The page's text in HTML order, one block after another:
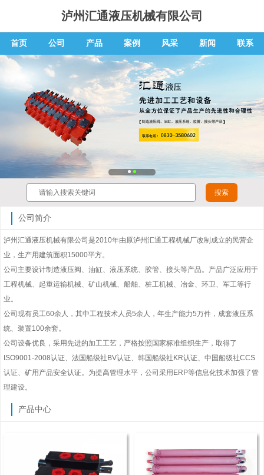
泸州汇通液压机械有限公司
首页 公司 产品 案例 风采 新闻 联系
公司简介
泸州汇通液压机械有限公司是2010年由原泸州汇通工程机械厂改制成立的民营企
业，生产用建筑面积15000平方。
公司主要设计制造液压阀、油缸、液压系统、胶管、接头等产品。产品广泛应用于
工程机械、起重运输机械、矿山机械、船舶、桩工机械、冶金、环卫、军工等行
业。
公司现有员工60余人，其中工程技术人员5余人，年生产能力5万件，成套液压系
统、装置100余套。
公司设备优良，采用先进的加工工艺，严格按照国家标准组织生产，取得了
ISO9001-2008认证、法国船级社BV认证、韩国船级社KR认证、中国船级社CCS
认证、矿用产品安全认证。为提高管理水平，公司采用ERP等信息化技术加强了管
理建设。
产品中心